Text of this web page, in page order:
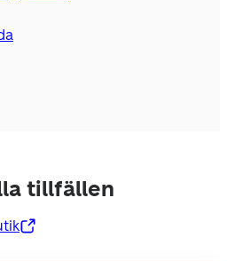
tillfällen